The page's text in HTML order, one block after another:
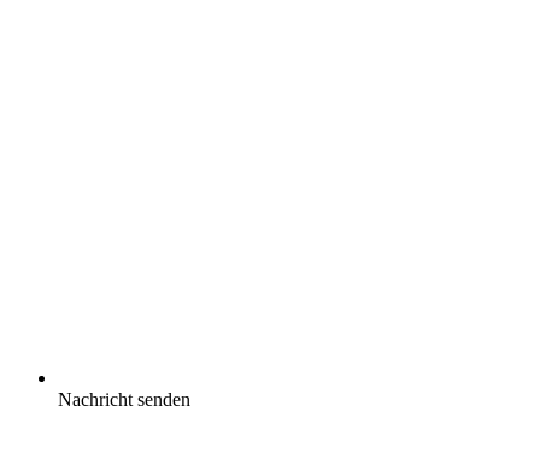
Nachricht senden